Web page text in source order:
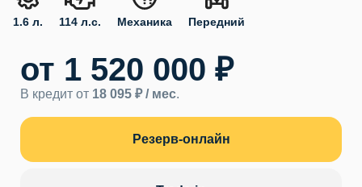
1.6 л. 114 л.с. Механика Передний
от 1 520 000 ₽
В кредит от 18 095 ₽ / мес.
Резерв-онлайн